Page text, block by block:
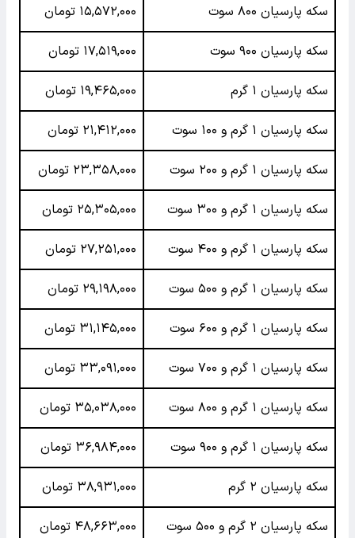
سکه پارسیان ۸۰۰ سوت ۱۵,۵۷۲,۰۰۰ تومان
سکه پارسیان ۹۰۰ سوت ۱۷,۵۱۹,۰۰۰ تومان
سکه پارسیان ۱ گرم ۱۹,۴۶۵,۰۰۰ تومان
سکه پارسیان ۱ گرم و ۱۰۰ سوت ۲۱,۴۱۲,۰۰۰ تومان
سکه پارسیان ۱ گرم و ۲۰۰ سوت ۲۳,۳۵۸,۰۰۰ تومان
سکه پارسیان ۱ گرم و ۳۰۰ سوت ۲۵,۳۰۵,۰۰۰ تومان
سکه پارسیان ۱ گرم و ۴۰۰ سوت ۲۷,۲۵۱,۰۰۰ تومان
سکه پارسیان ۱ گرم و ۵۰۰ سوت ۲۹,۱۹۸,۰۰۰ تومان
سکه پارسیان ۱ گرم و ۶۰۰ سوت ۳۱,۱۴۵,۰۰۰ تومان
سکه پارسیان ۱ گرم و ۷۰۰ سوت ۳۳,۰۹۱,۰۰۰ تومان
سکه پارسیان ۱ گرم و ۸۰۰ سوت ۳۵,۰۳۸,۰۰۰ تومان
سکه پارسیان ۱ گرم و ۹۰۰ سوت ۳۶,۹۸۴,۰۰۰ تومان
سکه پارسیان ۲ گرم ۳۸,۹۳۱,۰۰۰ تومان
سکه پارسیان ۲ گرم و ۵۰۰ سوت ۴۸,۶۶۳,۰۰۰ تومان